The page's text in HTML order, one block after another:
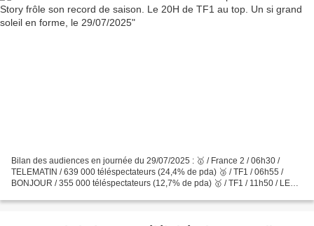
Bilan des audiences en journée du 29/07/2025 : 🥇 / France 2 / 06h30 /
TELEMATIN / 639 000 téléspectateurs (24,4% de pda) 🥉 / TF1 / 06h55 /
BONJOUR / 355 000 téléspectateurs (12,7% de pda) 🥇 / TF1 / 11h50 / LES